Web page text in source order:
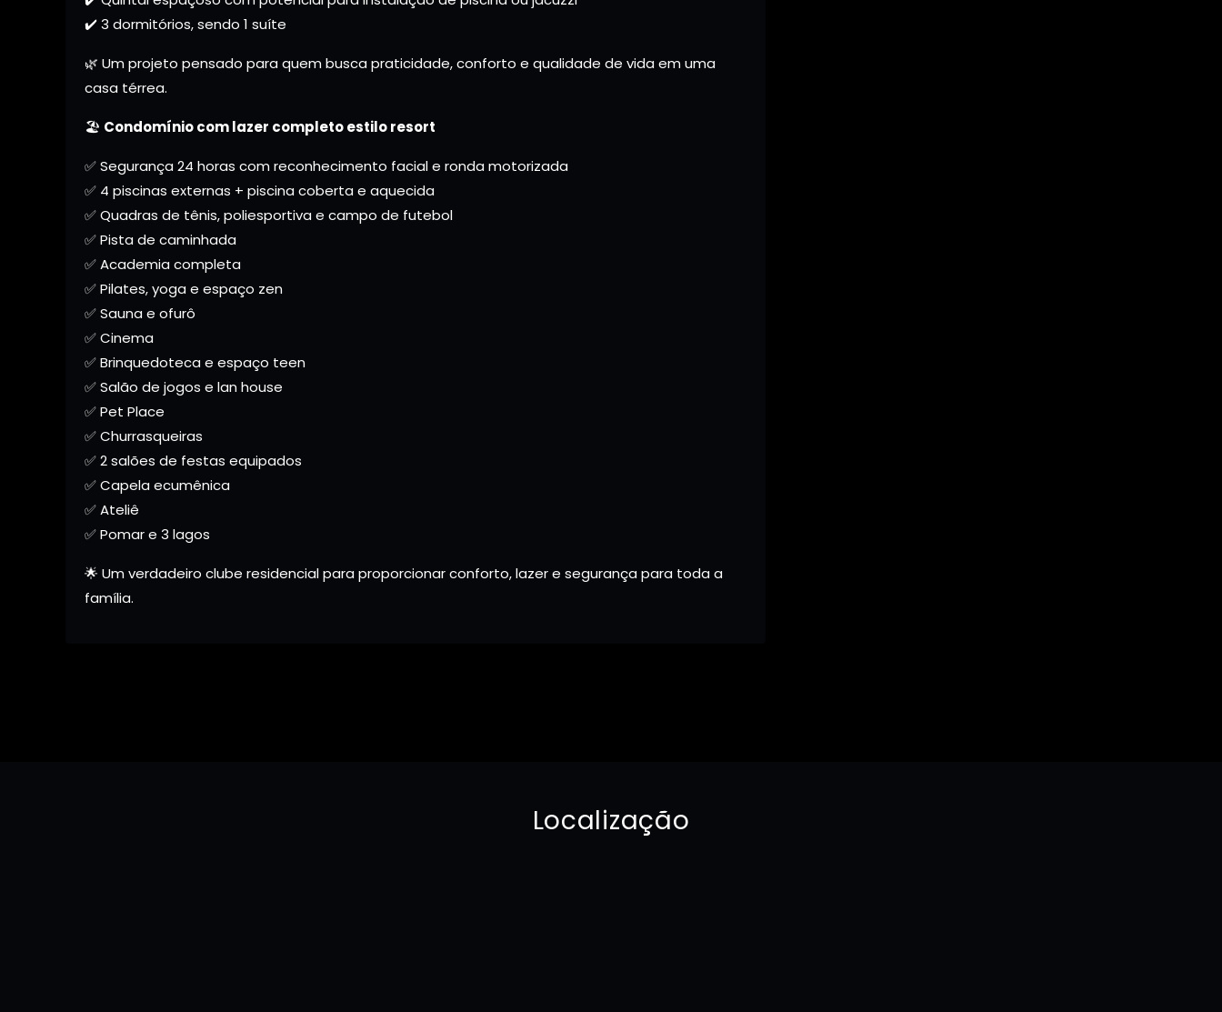
✔️ 3 dormitórios, sendo 1 suíte
🌿 Um projeto pensado para quem busca praticidade, conforto e qualidade de vida em uma
casa térrea.
🏖️ Condomínio com lazer completo estilo resort
✅ Segurança 24 horas com reconhecimento facial e ronda motorizada
✅ 4 piscinas externas + piscina coberta e aquecida
✅ Quadras de tênis, poliesportiva e campo de futebol
✅ Pista de caminhada
✅ Academia completa
✅ Pilates, yoga e espaço zen
✅ Sauna e ofurô
✅ Cinema
✅ Brinquedoteca e espaço teen
✅ Salão de jogos e lan house
✅ Pet Place
✅ Churrasqueiras
✅ 2 salões de festas equipados
✅ Capela ecumênica
✅ Ateliê
✅ Pomar e 3 lagos
🌟 Um verdadeiro clube residencial para proporcionar conforto, lazer e segurança para toda a
família.
Localização